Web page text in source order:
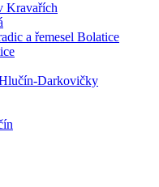
Kravařích
a řemesel Bolatice
Darkovičky